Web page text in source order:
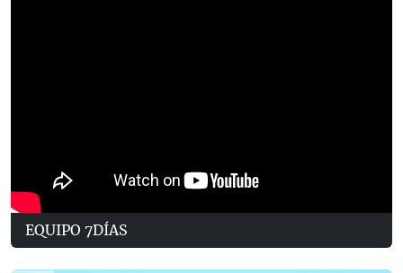
EQUIPO 7DÍAS